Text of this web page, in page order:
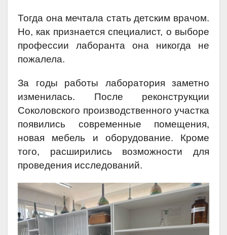
Тогда она мечтала стать детским врачом.
Но, как признается специалист, о выборе
профессии лаборанта она никогда не
пожалела.
За годы работы лаборатория заметно
изменилась. После реконструкции
Соколовского производственного участка
появились современные помещения,
новая мебель и оборудование. Кроме
того, расширились возможности для
проведения исследований.